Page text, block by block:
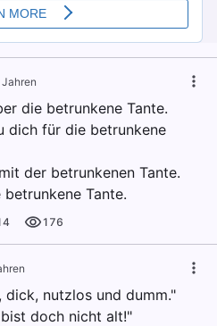
die betrunkene Tante.
dich für die betrunkene
der betrunkenen Tante.
Tante.
176
dick, nutzlos und dumm."
doch nicht alt!"